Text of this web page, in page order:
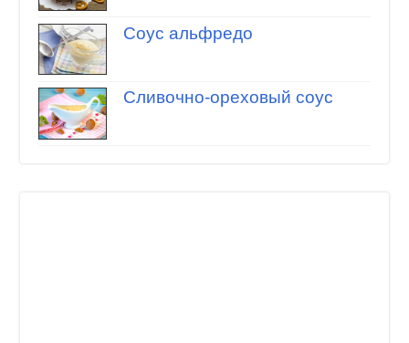
Соус альфредо
Сливочно-ореховый соус